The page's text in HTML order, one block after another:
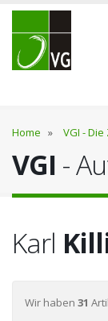
Home » VGI -
VGI -
Karl
Wir haben 31